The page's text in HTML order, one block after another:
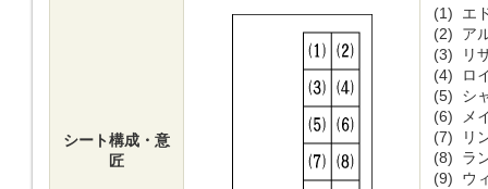
シート構成・意
匠
(1)
エ
(2)
ア
(3)
リ
(4)
ロ
(5)
シ
(6)
メ
(7)
リ
(8)
ラ
(9)
ウ